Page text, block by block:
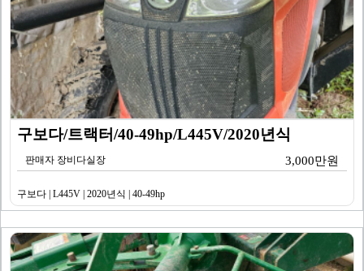
구보다/트랙터/40-49hp/L445V/2020년식
판매자 장비다실장 3,000만원
구보다 | L445V | 2020년식 | 40-49hp